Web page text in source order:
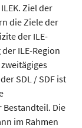
Ziel der
die Ziele der
der ILE-
ILE-Region
SDL / SDF ist
Die
im Rahmen